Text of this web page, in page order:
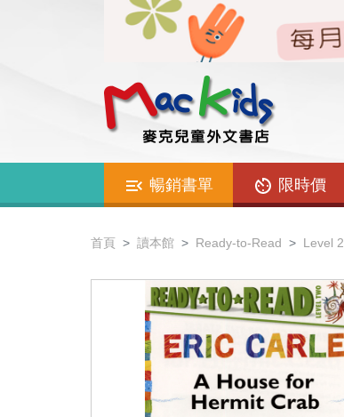
暢銷書單 限時價
首頁 讀本館 Ready-to-Read Level 2